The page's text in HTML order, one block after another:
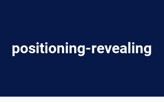
positioning-revealing